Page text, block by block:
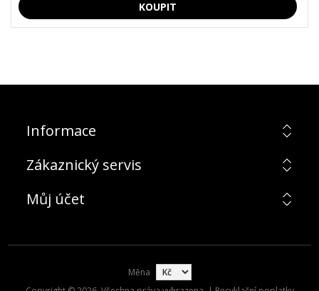
Informace
Zákaznický servis
Můj účet
Měna